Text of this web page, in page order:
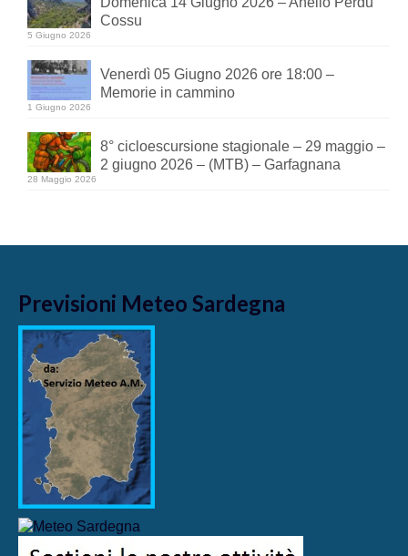
Cossu
5 Giugno 2026
Venerdì 05 Giugno 2026 ore 18:00 –
Memorie in cammino
1 Giugno 2026
8° cicloescursione stagionale – 29 maggio –
2 giugno 2026 – (MTB) – Garfagnana
28 Maggio 2026
Previsioni Meteo Sardegna